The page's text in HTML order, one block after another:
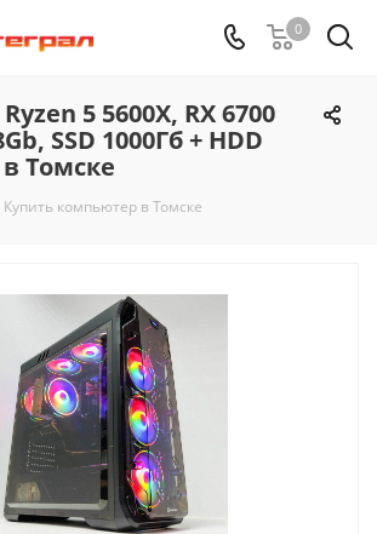
0
5 5600X, RX 6700
SSD 1000Гб + HDD
Томске
компьютер в Томске